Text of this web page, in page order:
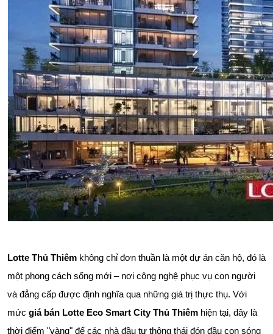
Lotte Thủ Thiêm không chỉ đơn thuần là một dự án căn hộ, đó là
một phong cách sống mới – nơi công nghệ phục vụ con người
và đẳng cấp được định nghĩa qua những giá trị thực thụ. Với
mức giá bán Lotte Eco Smart City Thủ Thiêm hiện tại, đây là
thời điểm "vàng" để các nhà đầu tư thông thái đón đầu con sóng